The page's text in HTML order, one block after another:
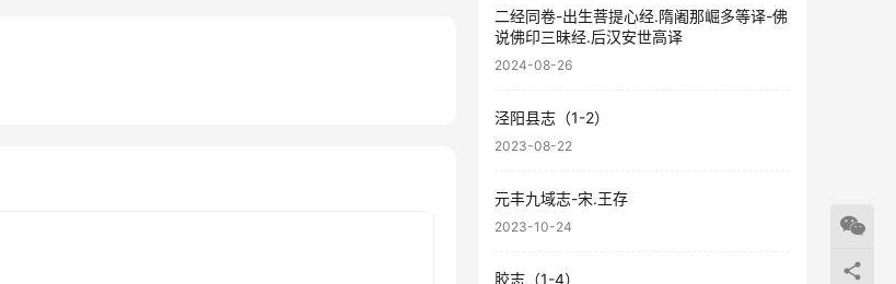
二经同卷-出生菩提心经.隋阇那崛多等译-佛
说佛印三昧经.后汉安世高译
2024-08-26
泾阳县志（1-2）
2023-08-22
元丰九域志-宋.王存
2023-10-24
胶志（1-4）